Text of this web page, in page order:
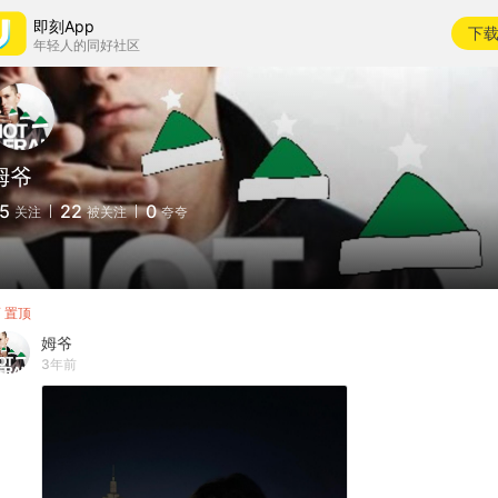
即刻App
年轻人的同好社区
下载
爷
关注 22 被关注 0 夸夸
置顶
姆爷
3年前